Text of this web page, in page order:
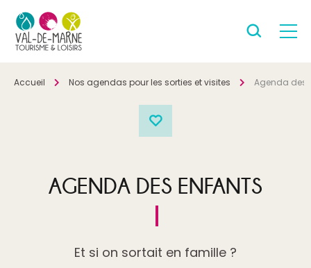
Accueil Nos agendas pour les sorties et visites Agenda des
AGENDA DES ENFANTS
Et si on sortait en famille ?